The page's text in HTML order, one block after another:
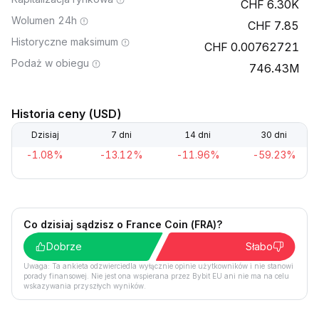
6.30K
Wolumen 24h 7.85
Historyczne maksimum 0.00762721
Podaż w obiegu 746.43M
Historia ceny (USD)
Dzisiaj 7 dni 14 dni 30 dni
-1.08% -13.12% -11.96% -59.23%
Co dzisiaj sądzisz o France Coin (FRA)?
Dobrze
Słabo
Uwaga: Ta ankieta odzwierciedla wyłącznie opinie użytkowników i nie stanowi
porady finansowej. Nie jest ona wspierana przez Bybit EU ani nie ma na celu
wskazywania przyszłych wyników.